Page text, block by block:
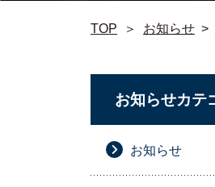
TOP ＞ お知らせ >
お知らせカテ
お知らせ